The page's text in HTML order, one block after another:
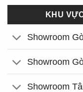
KHU
Showroom
Showroom
Showroom